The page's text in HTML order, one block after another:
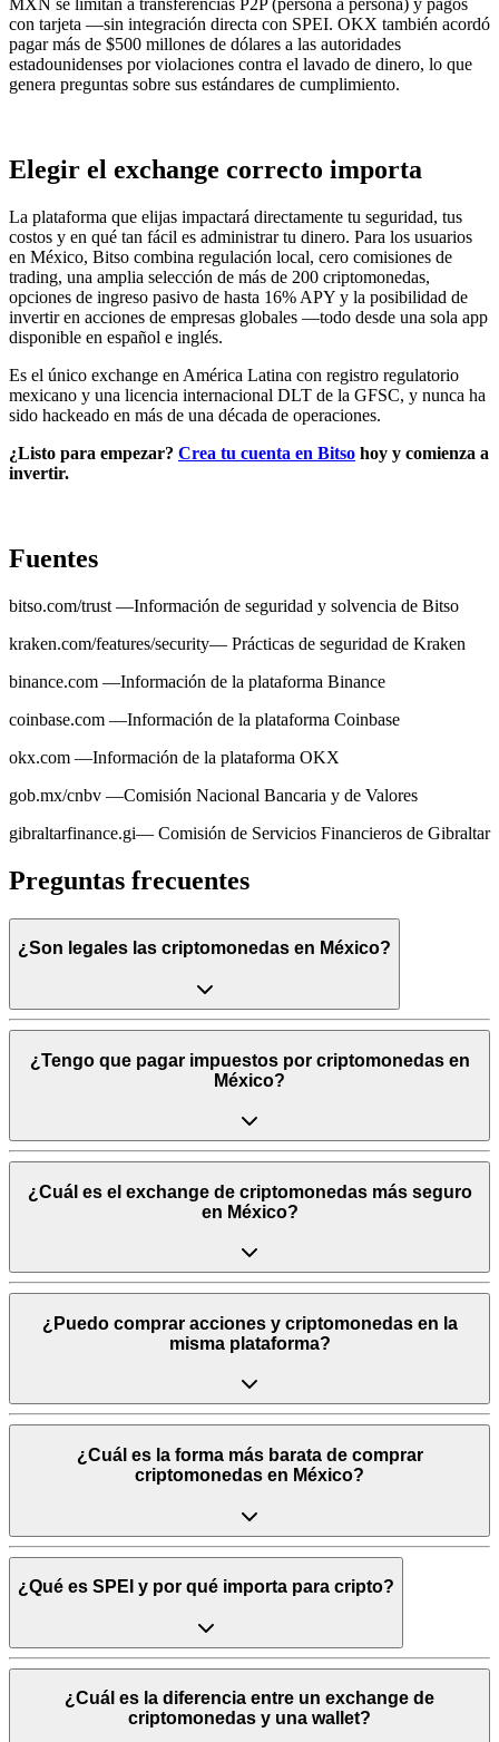
MXN se limitan a transferencias P2P (persona a persona) y pagos
con tarjeta —sin integración directa con SPEI. OKX también acordó
pagar más de $500 millones de dólares a las autoridades
estadounidenses por violaciones contra el lavado de dinero, lo que
genera preguntas sobre sus estándares de cumplimiento.
Elegir el exchange correcto importa
La plataforma que elijas impactará directamente tu seguridad, tus
costos y en qué tan fácil es administrar tu dinero. Para los usuarios
en México, Bitso combina regulación local, cero comisiones de
trading, una amplia selección de más de 200 criptomonedas,
opciones de ingreso pasivo de hasta 16% APY y la posibilidad de
invertir en acciones de empresas globales —todo desde una sola app
disponible en español e inglés.
Es el único exchange en América Latina con registro regulatorio
mexicano y una licencia internacional DLT de la GFSC, y nunca ha
sido hackeado en más de una década de operaciones.
¿Listo para empezar? Crea tu cuenta en Bitso hoy y comienza a
invertir.
Fuentes
bitso.com/trust —Información de seguridad y solvencia de Bitso
kraken.com/features/security— Prácticas de seguridad de Kraken
binance.com —Información de la plataforma Binance
coinbase.com —Información de la plataforma Coinbase
okx.com —Información de la plataforma OKX
gob.mx/cnbv —Comisión Nacional Bancaria y de Valores
gibraltarfinance.gi— Comisión de Servicios Financieros de Gibraltar
Preguntas frecuentes
¿Son legales las criptomonedas en México?
¿Tengo que pagar impuestos por criptomonedas en
México?
¿Cuál es el exchange de criptomonedas más seguro
en México?
¿Puedo comprar acciones y criptomonedas en la
misma plataforma?
¿Cuál es la forma más barata de comprar
criptomonedas en México?
¿Qué es SPEI y por qué importa para cripto?
¿Cuál es la diferencia entre un exchange de
criptomonedas y una wallet?